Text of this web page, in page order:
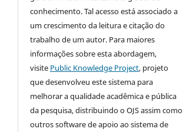
conhecimento. Tal acesso está associado a
um crescimento da leitura e citação do
trabalho de um autor. Para maiores
informações sobre esta abordagem,
visite Public Knowledge Project, projeto
que desenvolveu este sistema para
melhorar a qualidade acadêmica e pública
da pesquisa, distribuindo o OJS assim como
outros software de apoio ao sistema de